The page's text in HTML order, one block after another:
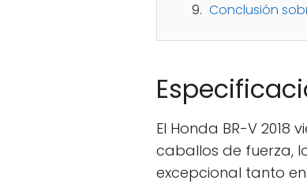
Conclusión
El Honda BR-V 2018
caballos de fuerza,
excepcional tanto